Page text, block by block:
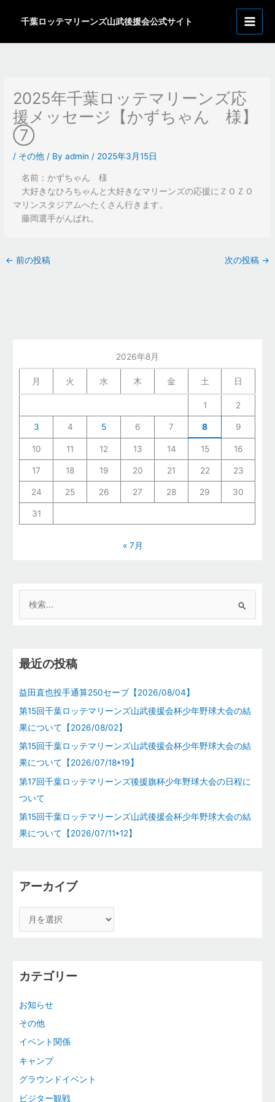
千葉ロッテマリーンズ山武後援会公式サイト
2025年千葉ロッテマリーンズ応
援メッセージ【かずちゃん 様】
⑦
/ その他 / Byadmin/ 2025年3月15日
名前：かずちゃん 様
大好きなひろちゃんと大好きなマリーンズの応援にＺＯＺＯ
マリンスタジアムへたくさん行きます。
藤岡選手がんばれ。
← 前の投稿 次の投稿 →
2026年8月
月 火 水 木 金 土 日
1 2
3 4 5 6 7 8 9
10 11 12 13 14 15 16
17 18 19 20 21 22 23
24 25 26 27 28 29 30
31
« 7月
象
最近の投稿
益田直也投手通算250セーブ【2026/08/04】
第15回千葉ロッテマリーンズ山武後援会杯少年野球大会の結
果について【2026/08/02】
第15回千葉ロッテマリーンズ山武後援会杯少年野球大会の結
果について【2026/07/18*19】
第17回千葉ロッテマリーンズ後援旗杯少年野球大会の日程に
ついて
第15回千葉ロッテマリーンズ山武後援会杯少年野球大会の結
果について【2026/07/11*12】
アーカイブ
ー
カテゴリー
お知らせ
その他
イベント関係
キャンプ
グラウンドイベント
ビジター観戦